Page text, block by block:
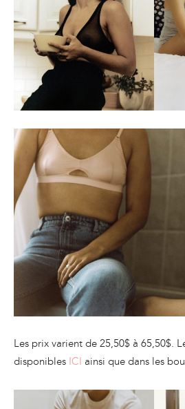
Les prix varient de 25,50$ à 65,50$.
disponibles ICI ainsi que dans les